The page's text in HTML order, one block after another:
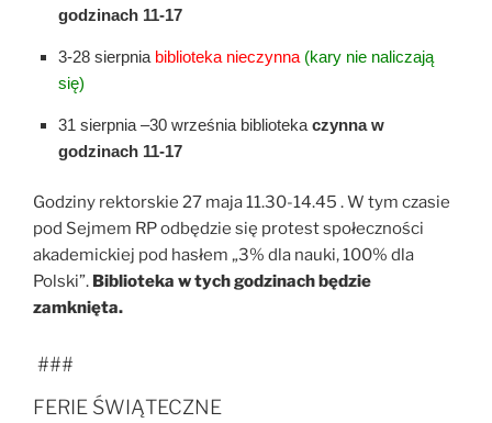
godzinach 11-17
3-28 sierpnia biblioteka nieczynna (kary nie naliczają
się)
31 sierpnia –30 września biblioteka czynna w
godzinach 11-17
Godziny rektorskie 27 maja 11.30-14.45 . W tym czasie
pod Sejmem RP odbędzie się protest społeczności
akademickiej pod hasłem „3% dla nauki, 100% dla
Polski”. Biblioteka w tych godzinach będzie
zamknięta.
###
FERIE ŚWIĄTECZNE